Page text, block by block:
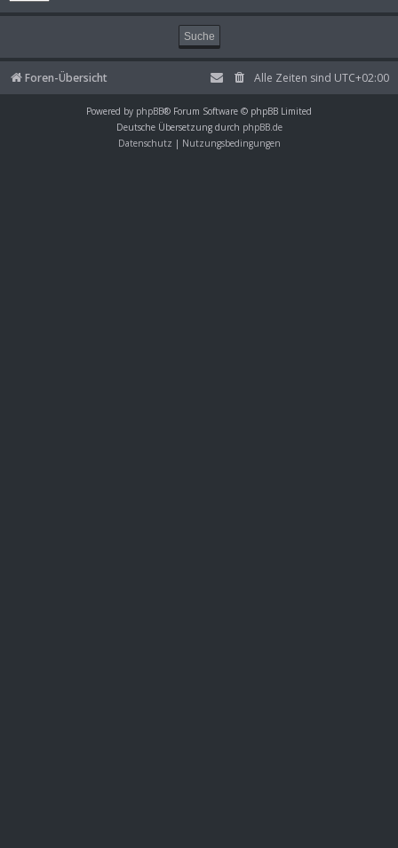
Foren-Übersicht Alle Zeiten sind UTC+02:00
Powered by phpBB® Forum Software © phpBB Limited
Deutsche Übersetzung durch phpBB.de
Datenschutz | Nutzungsbedingungen